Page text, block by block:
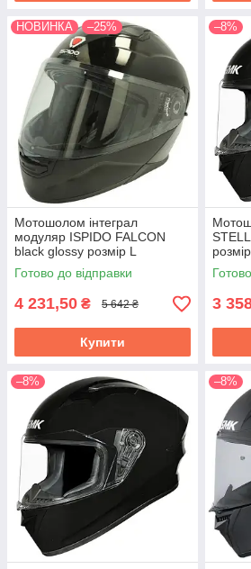
НОВИНКА –25%
Мотошолом інтеграл
модуляр ISPIDO FALCON
black glossy розмір L
Готово до відправки
4 231,50 ₴ 5 642 ₴
Купити
–8%
3
–8% –8%